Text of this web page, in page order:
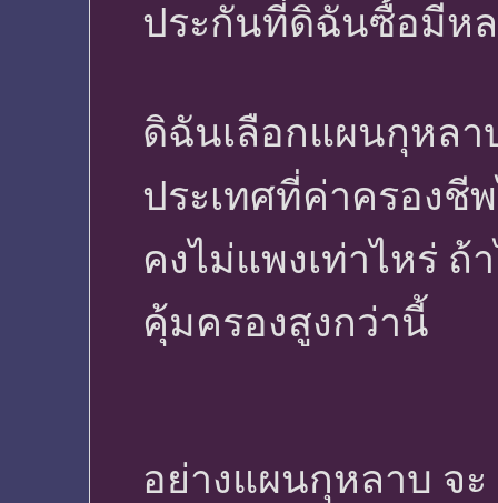
ประกันที่ดิฉันซื้อมีห
ดิฉันเลือกแผนกุหลา
ประเทศที่ค่าครองชี
คงไม่แพงเท่าไหร่ ถ้
คุ้มครองสูงกว่านี้
อย่างแผนกุหลาบ จ